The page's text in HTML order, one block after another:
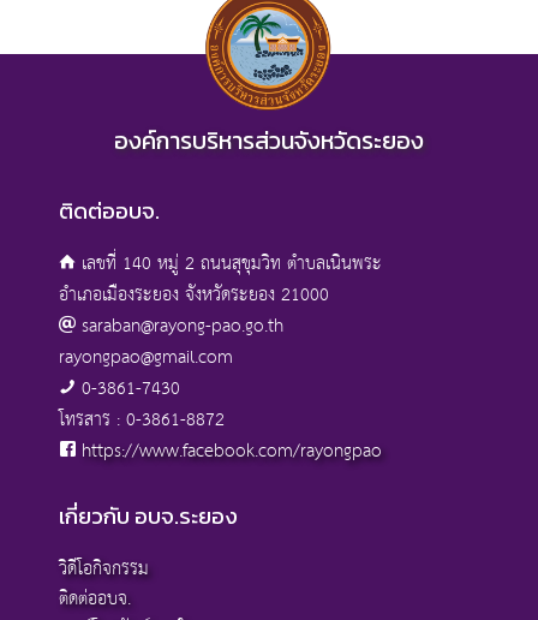
องค์การบริหารส่วนจังหวัดระยอง
ติดต่ออบจ.
เลขที่ 140 หมู่ 2 ถนนสุขุมวิท ตำบลเนินพระ
อำเภอเมืองระยอง จังหวัดระยอง 21000
saraban@rayong-pao.go.th
rayongpao@gmail.com
0-3861-7430
โทรสาร : 0-3861-8872
https://www.facebook.com/rayongpao
เกี่ยวกับ อบจ.ระยอง
วิดีโอกิจกรรม
ติดต่ออบจ.